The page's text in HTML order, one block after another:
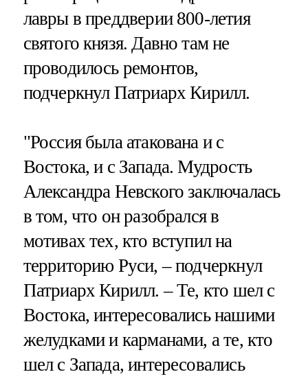
лавры в преддверии 800-летия
святого князя. Давно там не
проводилось ремонтов,
подчеркнул Патриарх Кирилл.
"Россия была атакована и с
Востока, и с Запада. Мудрость
Александра Невского заключалась
в том, что он разобрался в
мотивах тех, кто вступил на
территорию Руси, – подчеркнул
Патриарх Кирилл. – Те, кто шел с
Востока, интересовались нашими
желудками и карманами, а те, кто
шел с Запада, интересовались